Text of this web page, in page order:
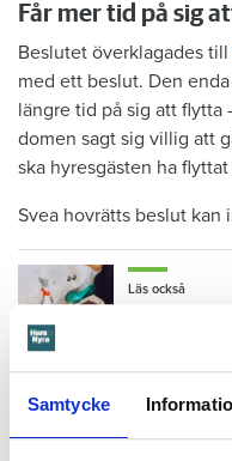
Samtycke
Får mer tid på sig
Beslutet överklagades till
med ett beslut. Den
längre tid på sig att flytta
domen sagt sig villig att
ska hyresgästen ha
Svea hovrätts beslut kan
Läs också
Fakta:Värden måste få
En hyresgäst är